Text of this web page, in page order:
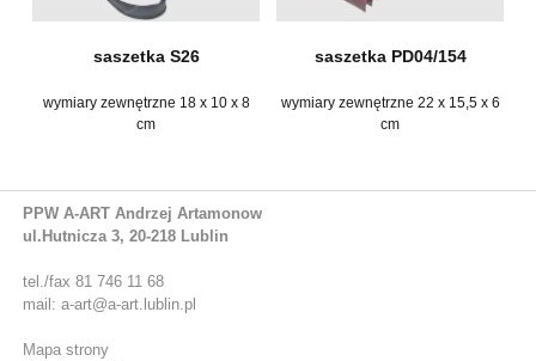
saszetka S26
wymiary zewnętrzne 18 x 10 x 8
cm
saszetka PD04/154
wymiary zewnętrzne 22 x 15,5 x 6
cm
PPW A-ART Andrzej Artamonow
ul.Hutnicza 3, 20-218 Lublin
tel./fax 81 746 11 68
mail: a-art@a-art.lublin.pl
Mapa strony